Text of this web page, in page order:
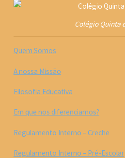
Colégio Quinta
Quem Somos
A nossa Missão
Filosofia Educativa
Em que nos diferenciamos?
Regulamento Interno – Creche
Regulamento Interno – Pré-Escolar